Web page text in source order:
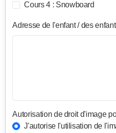
Cours 4 : Snowboard
Adresse de l'enfant / des
Autorisation de droit d'image
J'autorise l'utilisation de